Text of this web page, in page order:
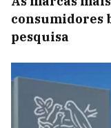
consumidores
pesquisa